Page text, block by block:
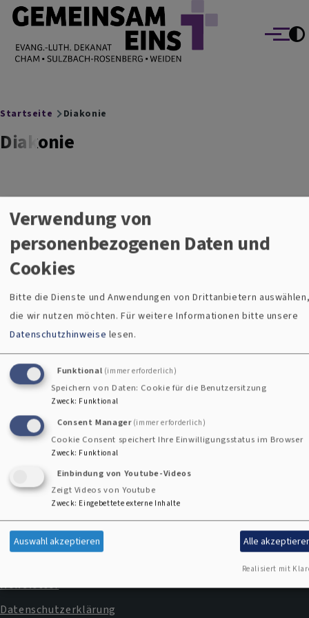
Direkt zum Inhalt
EVANG.-LUTH. DEKANAT GEMEINSAM EINS
Cham Sulzbach-Rosenberg Weiden
Menü
Breadcrumb
Startseite Diakonie
Diakonie
Diakonie
Diakonie
Kontaktformular
Fußbereichsmenü
Impressum
Kontakt
Newsletter
Datenschutzerklärung
Verwendung von
personenbezogenen Daten und
Cookies
Bitte die Dienste und Anwendungen von Drittanbietern
die wir nutzen möchten.Für weitere Informationen bitte unsere
Datenschutzhinweise lesen.
Funktional (immer erforderlich)
Speichern von Daten: Cookie für die Benutzersitzung
Zweck: Funktional
Consent Manager (immer erforderlich)
Cookie Consent speichert Ihre Einwilligungsstatus im Browser
Zweck: Funktional
Einbindung von Youtube-Videos
Zeigt Videos von Youtube
Zweck: Eingebettete externe Inhalte
Auswahl akzeptieren Alle
Realisiert mit